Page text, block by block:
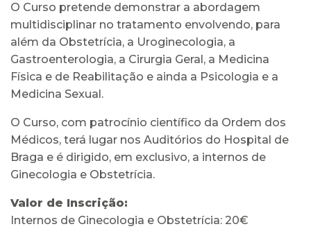
O Curso pretende demonstrar a abordagem
multidisciplinar no tratamento envolvendo, para
além da Obstetrícia, a Uroginecologia, a
Gastroenterologia, a Cirurgia Geral, a Medicina
Física e de Reabilitação e ainda a Psicologia e a
Medicina Sexual.
O Curso, com patrocínio científico da Ordem dos
Médicos, terá lugar nos Auditórios do Hospital de
Braga e é dirigido, em exclusivo, a internos de
Ginecologia e Obstetrícia.
Valor de Inscrição:
Internos de Ginecologia e Obstetrícia: 20€